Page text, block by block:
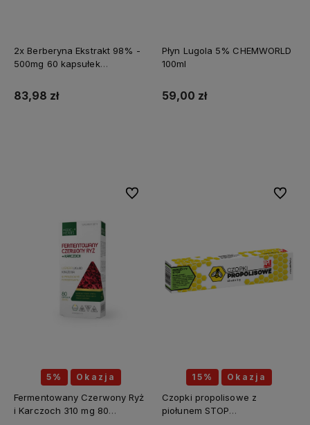
2x Berberyna Ekstrakt 98% -
500mg 60 kapsułek
83,98 zł
Płyn Lugola 5% CHEMWORLD
100ml
59,00 zł
5% Okazja
Fermentowany Czerwony Ryż
i Karczoch 310 mg 80
Do ulubionych
15% Okazja
Czopki propolisowe z
piołunem STOP
Do